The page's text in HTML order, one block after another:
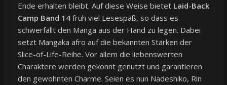
Ende erhalten bleibt. Auf diese Weise bietet Laid-Back
Camp Band 14früh viel Lesespaß, so dass es
schwerfällt den Manga aus der Hand zu legen. Dabei
setzt Mangaka afro auf die bekannten Stärken der
Slice-of-Life-Reihe. Vor allem die liebenswerten
Charaktere werden gekonnt genutzt und garantieren
den gewohnten Charme. Seien es nun Nadeshiko, Rin